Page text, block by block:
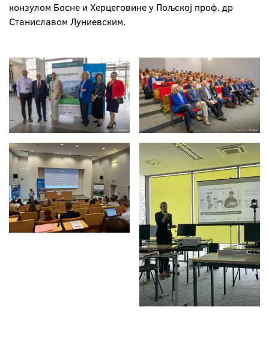
конзулом Босне и Херцеговине у Пољској проф. др
Станиславом Луниевским.